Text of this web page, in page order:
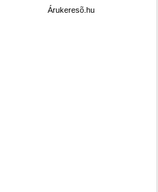
Árukeresõ.hu